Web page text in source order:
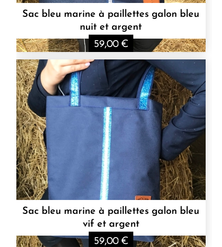
Sac bleu marine à paillettes galon bleu
nuit et argent
59,00 €
Sac bleu marine à paillettes galon bleu
vif et argent
59,00 €